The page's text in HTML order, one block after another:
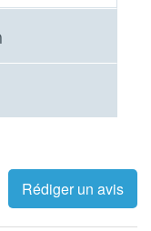
Rédiger un avis